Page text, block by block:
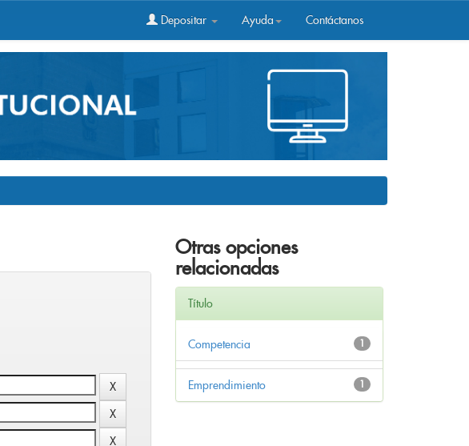
Depositar Ayuda Contáctanos
Otras opciones
relacionadas
Título
1
Competencia
1
Emprendimiento